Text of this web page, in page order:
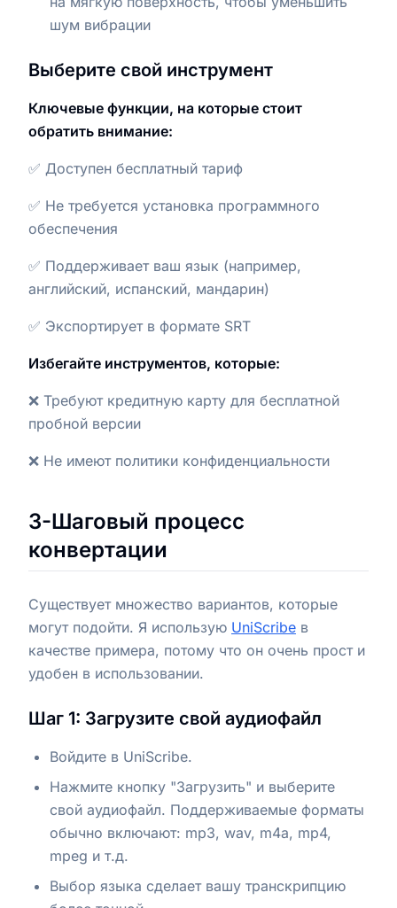
шум вибрации
Выберите свой инструмент
Ключевые функции, на которые стоит
обратить внимание:
✅ Доступен бесплатный тариф
✅ Не требуется установка программного
обеспечения
✅ Поддерживает ваш язык (например,
английский, испанский, мандарин)
✅ Экспортирует в формате SRT
Избегайте инструментов, которые:
❌ Требуют кредитную карту для бесплатной
пробной версии
❌ Не имеют политики конфиденциальности
3-Шаговый процесс
конвертации
Существует множество вариантов, которые
могут подойти. Я использую UniScribe в
качестве примера, потому что он очень прост и
удобен в использовании.
Шаг 1: Загрузите свой аудиофайл
Войдите в UniScribe.
Нажмите кнопку "Загрузить" и выберите
свой аудиофайл. Поддерживаемые форматы
обычно включают: mp3, wav, m4a, mp4,
mpeg и т.д.
Выбор языка сделает вашу транскрипцию